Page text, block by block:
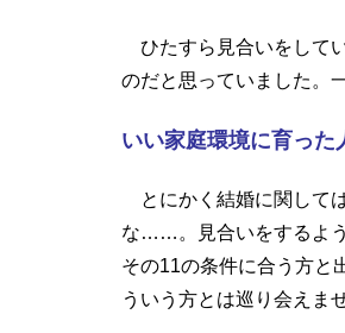
ひたすら見合いをして
のだと思っていました。
いい家庭環境に育った
とにかく結婚に関して
な……。見合いをするよう
その11の条件に合う方と
ういう方とは巡り会えま